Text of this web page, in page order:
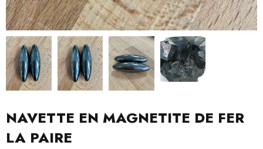
NAVETTE EN MAGNETITE DE FER
LA PAIRE